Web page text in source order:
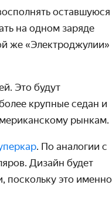
оставшуюся
на одном заряде
же «Электроджулии»
Это будут
крупные седан и
рынкам.
. По аналогии с
Дизайн будет
поскольку это именно